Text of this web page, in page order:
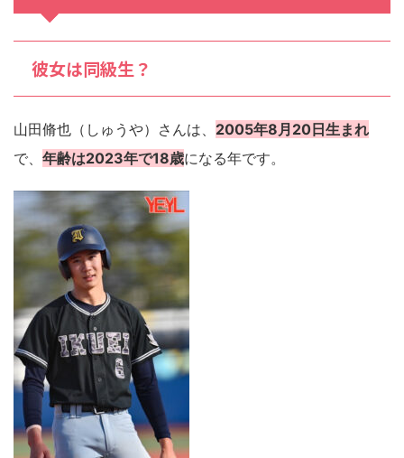
彼女は同級生？
山田脩也（しゅうや）さんは、 2005年8月20日生まれ
で、 年齢は2023年で18歳になる年です。